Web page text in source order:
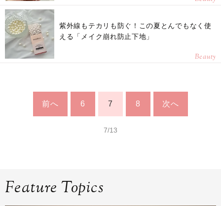
紫外線もテカリも防ぐ！この夏とんでもなく使
える「メイク崩れ防止下地」
Beauty
前へ 6 7 8 次へ
7/13
Feature Topics